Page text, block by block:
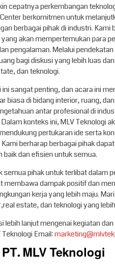
cepatnya perkembangan
berkomitmen untuk
berbagai pihak di industri.
akan mempertemukan para
pengalaman. Melalui
bagi diskusi yang lebih luas
dan teknologi.
sangat penting, dan acara ini
biasa di bidang interior, ruang,
antar profesional di
konteks ini, MLV Teknologi
pertukaran ide serta
berharap berbagai pihak
baik dan efisien untuk semua.
semua pihak untuk terlibat
membawa dampak positif dan
kerja yang lebih maju.
estate, dan teknologi yang
lebih lanjut mengenai kegiatan
Email:
MLV Teknologi